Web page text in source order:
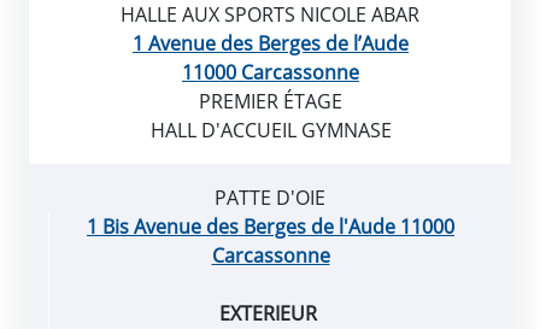
HALLE AUX SPORTS NICOLE ABAR
1 Avenue des Berges de l’Aude
11000 Carcassonne
PREMIER ÉTAGE
HALL D'ACCUEIL GYMNASE
PATTE D'OIE
1 Bis Avenue des Berges de l'Aude 11000
Carcassonne
EXTERIEUR